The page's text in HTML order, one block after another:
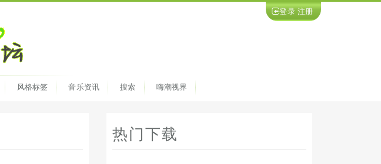
登录 注册
风格标签 音乐资讯 搜索 嗨潮视界
热门下载